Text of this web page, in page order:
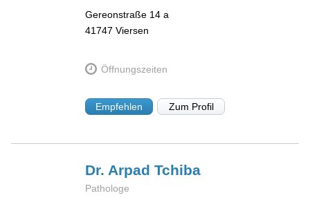
Gereonstraße 14 a
41747 Viersen
Öffnungszeiten
Empfehlen Zum Profil
Dr. ArpadTchiba
Pathologe